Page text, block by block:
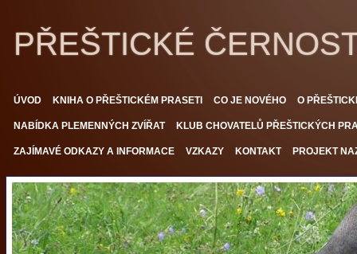
PŘEŠTICKÉ
ÚVOD KNIHA O PŘEŠTICKÉM PRASETI CO JE NOVÉHO O
NABÍDKA PLEMENNÝCH ZVÍŘAT KLUB CHOVATELŮ PŘEŠTICKÝCH
ZAJÍMAVÉ ODKAZY A INFORMACE VZKAZY KONTAKT PROJEKT